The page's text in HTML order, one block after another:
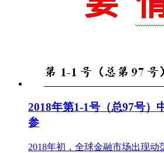
2018年第1-1号（总97号）
参
2018年初，全球金融市场出现动